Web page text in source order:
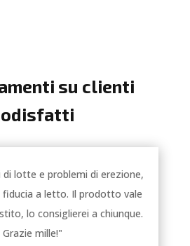
su clienti
lotte e problemi di erezione,
fiducia a letto. Il prodotto vale
lo consiglierei a chiunque.
Grazie mille!"